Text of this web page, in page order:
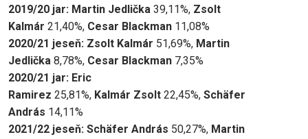
2019/20 jar: Martin Jedlička 39,11%, Zsolt
Kalmár 21,40%, Cesar Blackman 11,08%
2020/21 jeseň: Zsolt Kalmár 51,69%, Martin
Jedlička 8,78%, Cesar Blackman 7,35%
2020/21 jar: Eric
Ramirez 25,81%, Kalmár Zsolt 22,45%, Schäfer
András 14,11%
2021/22 jeseň: Schäfer András 50,27%, Martin